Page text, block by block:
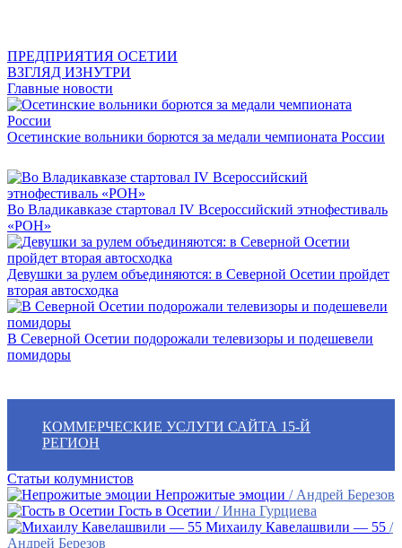
ПРЕДПРИЯТИЯ ОСЕТИИ
ВЗГЛЯД ИЗНУТРИ
Главные новости
Осетинские вольники борются за медали чемпионата России
Во Владикавказе стартовал IV Всероссийский этнофестиваль
«РОН»
Девушки за рулем объединяются: в Северной Осетии пройдет
вторая автосходка
В Северной Осетии подорожали телевизоры и подешевели
помидоры
КОММЕРЧЕСКИЕ УСЛУГИ САЙТА 15-Й
РЕГИОН
Статьи колумнистов
Непрожитые эмоции / Андрей Березов
Гость в Осетии / Инна Гурциева
Михаилу Кавелашвили — 55 /
Андрей Березов